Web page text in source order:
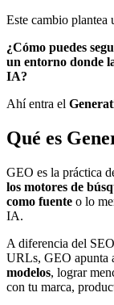
Este cambio plantea
¿Cómo puedes
un entorno donde
IA?
Ahí entra el
Qué es
GEO es la práctica
los motores de
como fuente o lo
IA.
A diferencia del
URLs, GEO apunta
modelos, lograr
con tu marca,